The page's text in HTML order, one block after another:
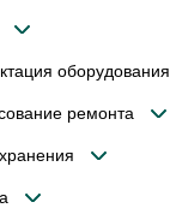
оборудования
ремонта